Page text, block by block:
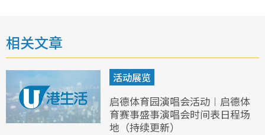
相关文章
活动展览
启德体育园演唱会活动︱启德体
育赛事盛事演唱会时间表日程场
地（持续更新）